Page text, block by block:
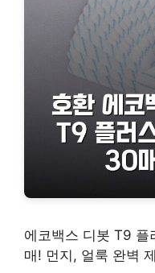
에코백스 디봇 T9
매! 먼지, 얼룩 완벽